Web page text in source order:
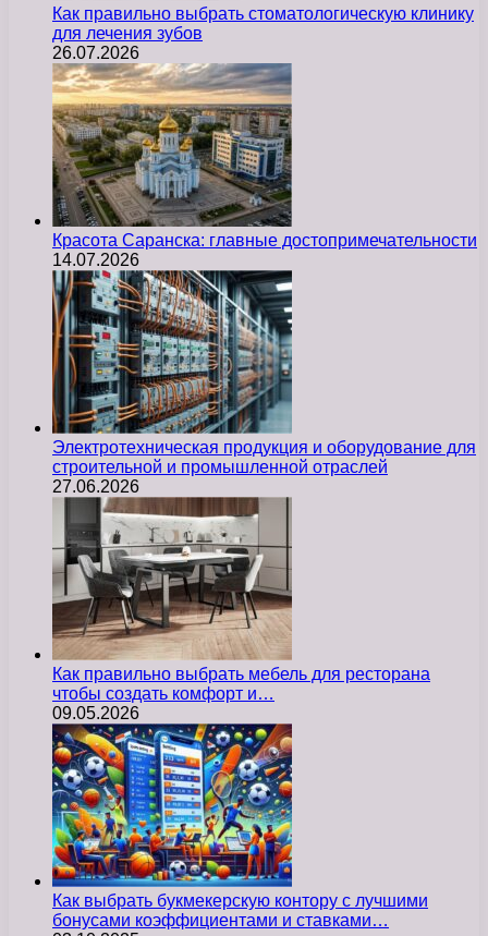
Как правильно выбрать стоматологическую клинику
для лечения зубов
26.07.2026
Красота Саранска: главные достопримечательности
14.07.2026
Электротехническая продукция и оборудование для
строительной и промышленной отраслей
27.06.2026
Как правильно выбрать мебель для ресторана
чтобы создать комфорт и…
09.05.2026
Как выбрать букмекерскую контору с лучшими
бонусами коэффициентами и ставками…